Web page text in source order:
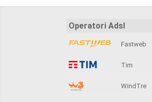
Operatori Adsl
Fastweb
Tim
WindTre